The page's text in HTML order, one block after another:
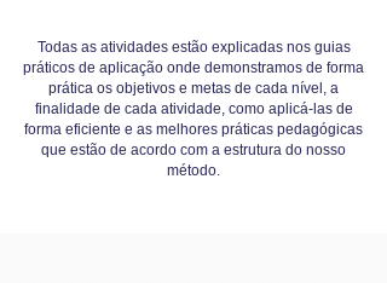
Todas as atividades estão explicadas nos guias
práticos de aplicação onde demonstramos de forma
prática os objetivos e metas de cada nível, a
finalidade de cada atividade, como aplicá-las de
forma eficiente e as melhores práticas pedagógicas
que estão de acordo com a estrutura do nosso
método.